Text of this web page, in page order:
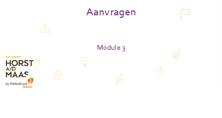
Aanvragen
Module 3